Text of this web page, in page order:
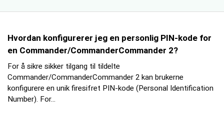
Hvordan konfigurerer jeg en personlig PIN-kode for
en Commander/CommanderCommander 2?
For å sikre sikker tilgang til tildelte
Commander/CommanderCommander 2 kan brukerne
konfigurere en unik firesifret PIN-kode (Personal Identification
Number). For...